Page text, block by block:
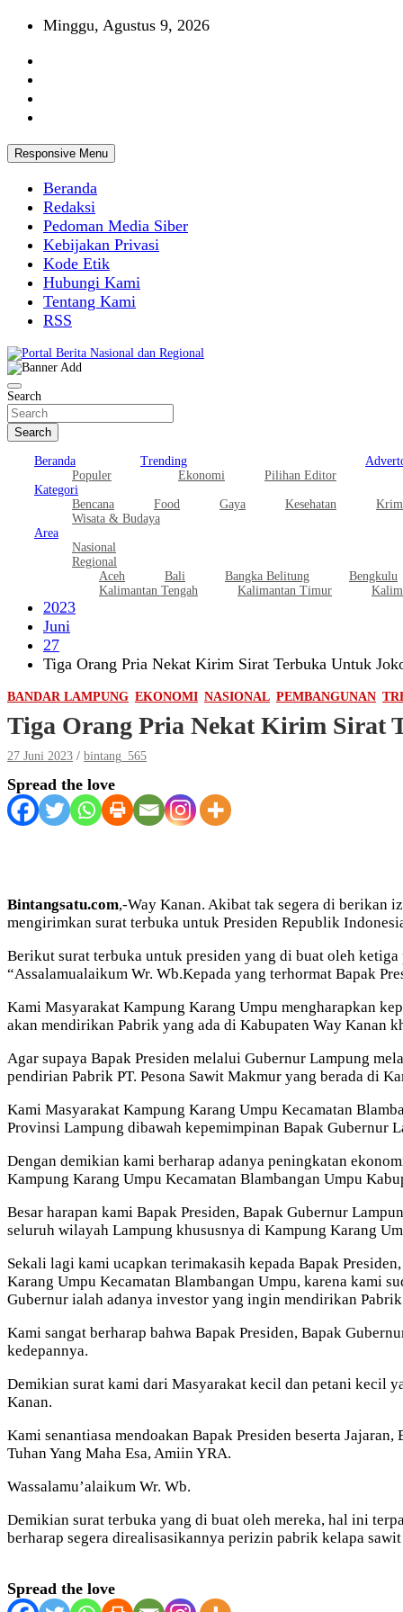
Skip
content
Minggu, Agustus 9, 2026
Responsive Menu
Beranda
Redaksi
Pedoman Media Siber
Kebijakan Privasi
Kode Etik
Hubungi Kami
Tentang Kami
RSS
Portal Berita Nasional dan Regional
Search
Search
Beranda
Populer
Trending
Ekonomi
Pilihan Editor
Kategori
Bencana
Food Gaya Kesehatan
Wisata & Budaya
Area
Nasional
Regional
Aceh
Bali Bangka Belitung Bengkulu
Kalimantan Tengah
Kalimantan Timur
2023
Juni
27
Tiga Orang Pria Nekat Kirim Sirat Terbuka Untuk
BANDAR LAMPUNG EKONOMI NASIONAL PEMBANGUNAN
Tiga Orang Pria Nekat Kirim Sirat
27 Juni 2023 bintang_565
Spread the love
Bintangsatu.com,-Way Kanan. Akibat tak segera di berikan
mengirimkan surat terbuka untuk Presiden Republik
Berikut surat terbuka untuk presiden yang di buat oleh
“Assalamualaikum Wr. Wb.Kepada yang terhormat Bapak
Kami Masyarakat Kampung Karang Umpu mengharapkan
akan mendirikan Pabrik yang ada di Kabupaten Way Kanan
Agar supaya Bapak Presiden melalui Gubernur Lampung
pendirian Pabrik PT. Pesona Sawit Makmur yang berada di
Kami Masyarakat Kampung Karang Umpu Kecamatan
Provinsi Lampung dibawah kepemimpinan Bapak Gubernur
Dengan demikian kami berharap adanya peningkatan
Kampung Karang Umpu Kecamatan Blambangan Umpu
Besar harapan kami Bapak Presiden, Bapak Gubernur
seluruh wilayah Lampung khususnya di Kampung Karang
Sekali lagi kami ucapkan terimakasih kepada Bapak
Karang Umpu Kecamatan Blambangan Umpu, karena kami
Gubernur ialah adanya investor yang ingin mendirikan Pabrik
Kami sangat berharap bahwa Bapak Presiden, Bapak
kedepannya.
Demikian surat kami dari Masyarakat kecil dan petani kecil
Kanan.
Kami senantiasa mendoakan Bapak Presiden beserta
Tuhan Yang Maha Esa, Amiin YRA.
Wassalamu’alaikum Wr. Wb.
Demikian surat terbuka yang di buat oleh mereka, hal ini
berharap segera direalisasikannya perizin pabrik kelapa
Spread the love